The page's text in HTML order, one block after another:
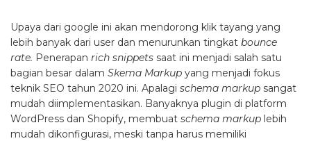
Upaya dari google ini akan mendorong klik tayang yang
lebih banyak dari user dan menurunkan tingkat bounce
rate. Penerapan rich snippets saat ini menjadi salah satu
bagian besar dalam Skema Markup yang menjadi fokus
teknik SEO tahun 2020 ini. Apalagi schema markup sangat
mudah diimplementasikan. Banyaknya plugin di platform
WordPress dan Shopify, membuat schema markup lebih
mudah dikonfigurasi, meski tanpa harus memiliki